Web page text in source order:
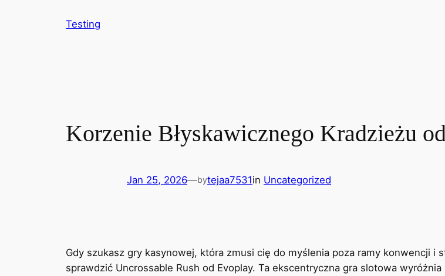
Testing
Korzenie Błyskawicznego Kradzieżu
Jan 25, 2026—bytejaa7531in Uncategorized
Gdy szukasz gry kasynowej, która zmusi cię do myślenia poza ramy konwencji i
sprawdzić Uncrossable Rush od Evoplay. Ta ekscentryczna gra slotowa